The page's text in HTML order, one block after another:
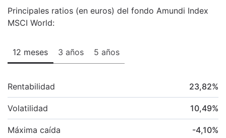
Principales ratios (en euros) del fondo Amundi Index
MSCI World:
12 meses 3 años 5 años
Rentabilidad 23,82%
Volatilidad 10,49%
Máxima caída -4,10%